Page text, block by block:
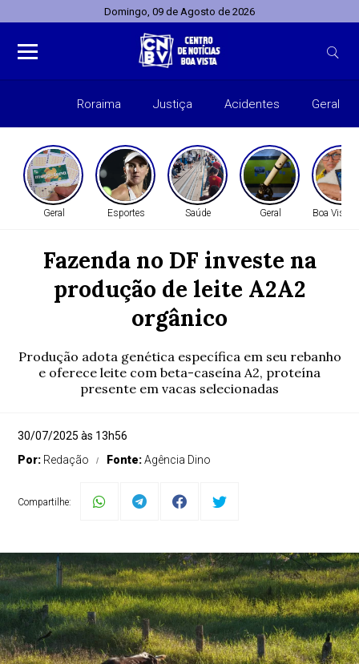
Domingo, 09 de Agosto de 2026
Roraima Justiça Acidentes Geral
Geral Esportes Saúde Geral Boa Vista -
Fazenda no DF investe na
produção de leite A2A2
orgânico
Produção adota genética específica em seu rebanho
e oferece leite com beta-caseína A2, proteína
presente em vacas selecionadas
30/07/2025 às 13h56
Por: Redação Fonte:Agência Dino
Compartilhe: